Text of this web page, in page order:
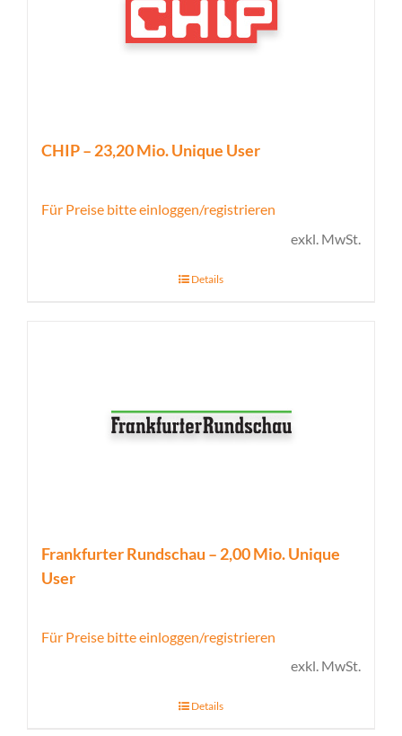
CHIP – 23,20 Mio. Unique User
Für Preise bitte einloggen/registrieren
exkl. MwSt.
Details
Frankfurter Rundschau – 2,00 Mio. Unique
User
Für Preise bitte einloggen/registrieren
exkl. MwSt.
Details